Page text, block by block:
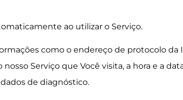
ao utilizar o Serviço.
como o endereço de protocolo
Serviço que Você visita, a hora e a
de diagnóstico.